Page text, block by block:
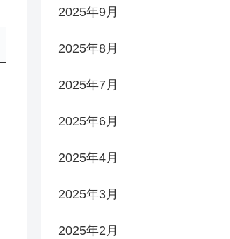
2025年9月
2025年8月
2025年7月
2025年6月
2025年4月
2025年3月
2025年2月